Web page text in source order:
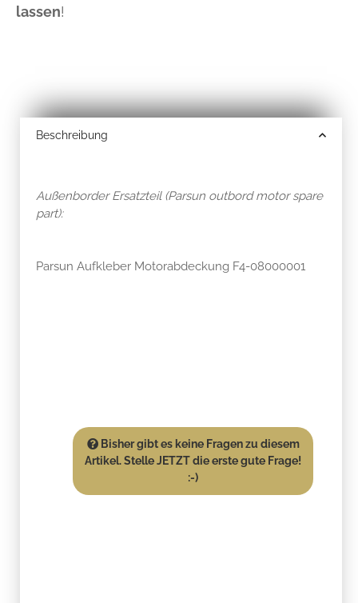
lassen!
Beschreibung
Außenborder Ersatzteil (Parsun outbord motor spare
part):
Parsun Aufkleber Motorabdeckung F4-08000001
Bisher gibt es keine Fragen zu diesem
Artikel. Stelle JETZT die erste gute Frage!
:-)